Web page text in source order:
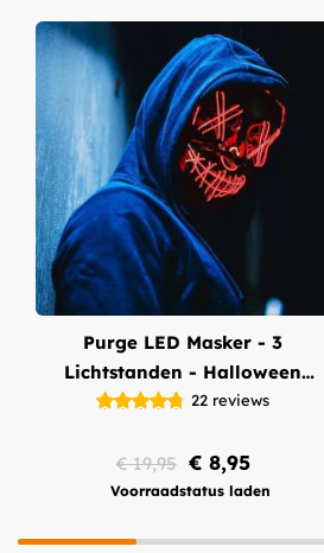
Purge LED Masker - 3
Lichtstanden - Halloween
Masker
22 reviews
€ 8,95
€ 19,95
Voorraadstatus laden